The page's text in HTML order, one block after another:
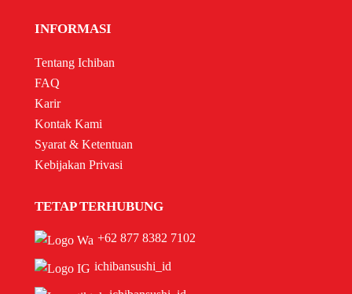
INFORMASI
Tentang Ichiban
FAQ
Karir
Kontak Kami
Syarat & Ketentuan
Kebijakan Privasi
TETAP TERHUBUNG
+62 877 8382 7102
ichibansushi_id